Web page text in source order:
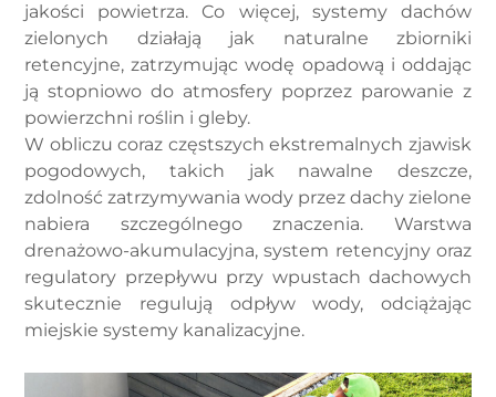
jakości powietrza. Co więcej, systemy dachów
zielonych działają jak naturalne zbiorniki
retencyjne, zatrzymując wodę opadową i oddając
ją stopniowo do atmosfery poprzez parowanie z
powierzchni roślin i gleby.
W obliczu coraz częstszych ekstremalnych zjawisk
pogodowych, takich jak nawalne deszcze,
zdolność zatrzymywania wody przez dachy zielone
nabiera szczególnego znaczenia. Warstwa
drenażowo-akumulacyjna, system retencyjny oraz
regulatory przepływu przy wpustach dachowych
skutecznie regulują odpływ wody, odciążając
miejskie systemy kanalizacyjne.